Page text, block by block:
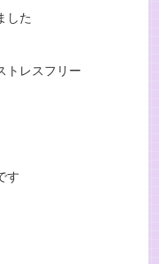
した
トレスフリー
す